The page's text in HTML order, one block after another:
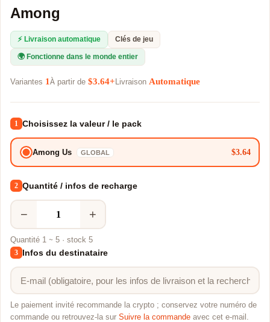
Among
⚡ Livraison automatique Clés de jeu
🌍 Fonctionne dans le monde entier
Variantes 1 À partir de $3.64+ Livraison Automatique
1 Choisissez la valeur / le pack
Among Us GLOBAL $3.64
2 Quantité / infos de recharge
− +
Quantité 1 ~ 5 · stock 5
3 Infos du destinataire
Le paiement invité recommande la crypto ; conservez votre numéro de
commande ou retrouvez-la sur Suivre la commande avec cet e-mail.